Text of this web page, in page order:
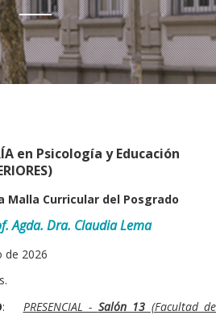
en Psicología y Educación
Curricular del Posgrado
. Agda. Dra. Claudia Lema
de 2026
: PRESENCIAL - Salón 13 (Facultad de